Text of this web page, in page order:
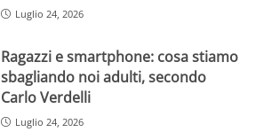
Luglio 24, 2026
Ragazzi e smartphone: cosa stiamo
sbagliando noi adulti, secondo
Carlo Verdelli
Luglio 24, 2026